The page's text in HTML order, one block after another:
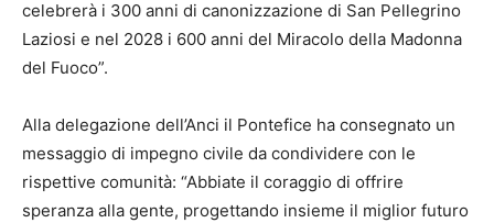
celebrerà i 300 anni di canonizzazione di San Pellegrino
Laziosi e nel 2028 i 600 anni del Miracolo della Madonna
del Fuoco”.
Alla delegazione dell’Anci il Pontefice ha consegnato un
messaggio di impegno civile da condividere con le
rispettive comunità: “Abbiate il coraggio di offrire
speranza alla gente, progettando insieme il miglior futuro